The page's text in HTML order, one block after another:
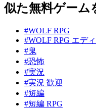
似た無料ゲーム
#WOLF RPG
#WOLF RPG エデ
#鬼
#恐怖
#実況
#実況 歓迎
#短編
#短編 RPG